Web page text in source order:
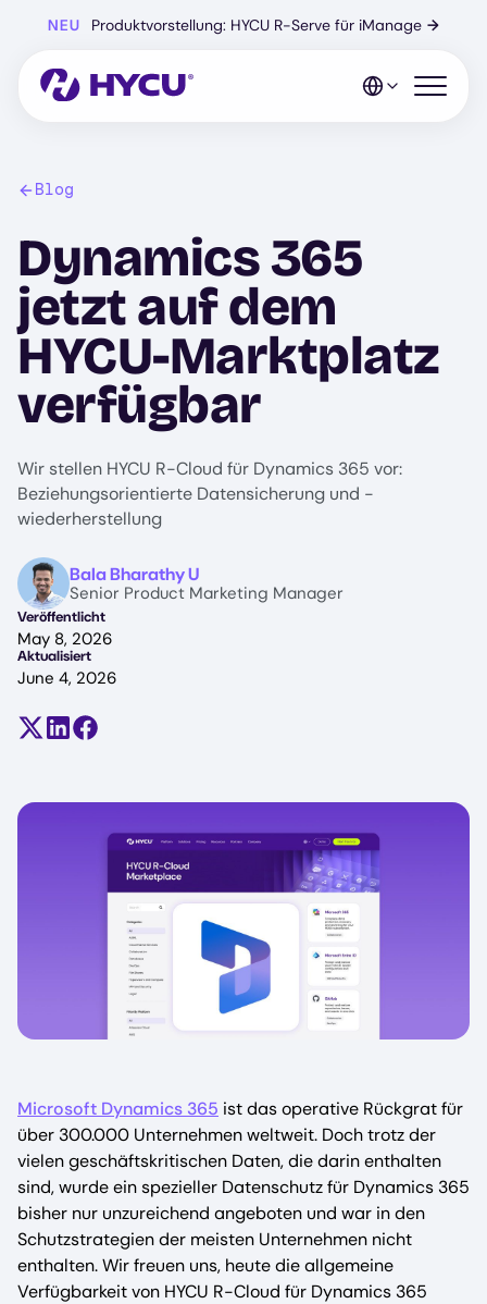
Hauptinhalt
NEU Produktvorstellung: HYCU R-Serve für iManage →
Mobiles
Blog
Dynamics 365
jetzt auf dem
HYCU-Marktplatz
verfügbar
Wir stellen HYCU R-Cloud für Dynamics 365 vor:
Beziehungsorientierte Datensicherung und -
wiederherstellung
ImageBala Bharathy U
Senior Product Marketing Manager
Veröffentlicht
May 8, 2026
Aktualisiert
June 4, 2026
Teilen auf X (früher Twitter)
Auf LinkedIn teilen
Auf Facebook teilen
Microsoft Dynamics 365 ist das operative Rückgrat für
über 300.000 Unternehmen weltweit. Doch trotz der
vielen geschäftskritischen Daten, die darin enthalten
sind, wurde ein spezieller Datenschutz für Dynamics 365
bisher nur unzureichend angeboten und war in den
Schutzstrategien der meisten Unternehmen nicht
enthalten. Wir freuen uns, heute die allgemeine
Verfügbarkeit von HYCU R-Cloud für Dynamics 365